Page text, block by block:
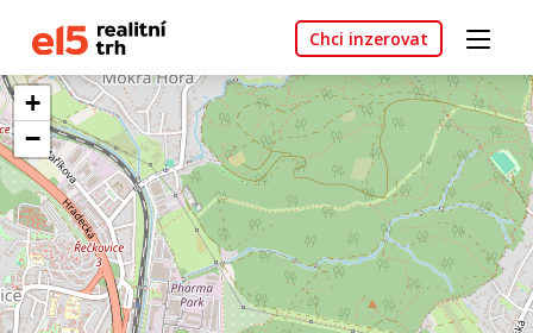
Chci inzerovat
+
−